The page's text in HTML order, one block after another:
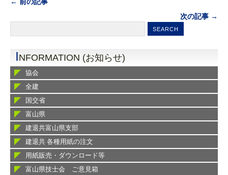
← 前の記事
次の記事 →
INFORMATION (お知らせ)
協会
全建
国交省
富山県
建退共富山県支部
建退共 各種用紙の注文
用紙販売・ダウンロード等
富山県技士会 ご意見箱